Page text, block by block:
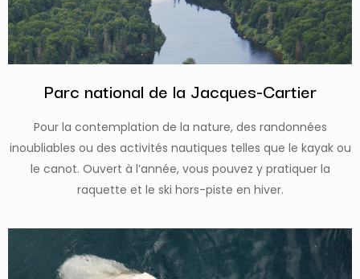
Parc national de la Jacques-Cartier
Pour la contemplation de la nature, des randonnées
inoubliables ou des activités nautiques telles que le kayak ou
le canot. Ouvert à l’année, vous pouvez y pratiquer la
raquette et le ski hors-piste en hiver.